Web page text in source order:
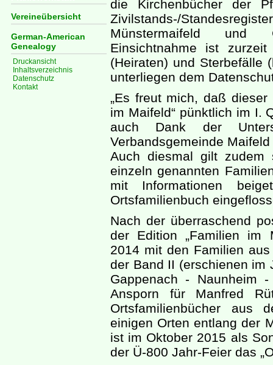
Vereineübersicht
German-American
Genealogy
Druckansicht
Inhaltsverzeichnis
Datenschutz
Kontakt
die Kirchenbücher der
Zivilstands-/
Münstermaifeld und
Einsichtnahme ist
(Heiraten) und Sterbefälle
unterliegen dem
„Es freut mich, daß
im Maifeld“ pünktlich im I.
auch Dank der
Verbandsgemeinde
Auch diesmal gilt
einzeln genannten
mit Informationen
Ortsfamilienbuch
Nach der überraschend
der Edition „Familien im
2014 mit den Familien
der Band II (erschienen im
Gappenach - Naunheim
Ansporn für Manfred
Ortsfamilienbücher aus
einigen Orten entlang der
ist im Oktober 2015 als
der Ü-800 Jahr-Feier das